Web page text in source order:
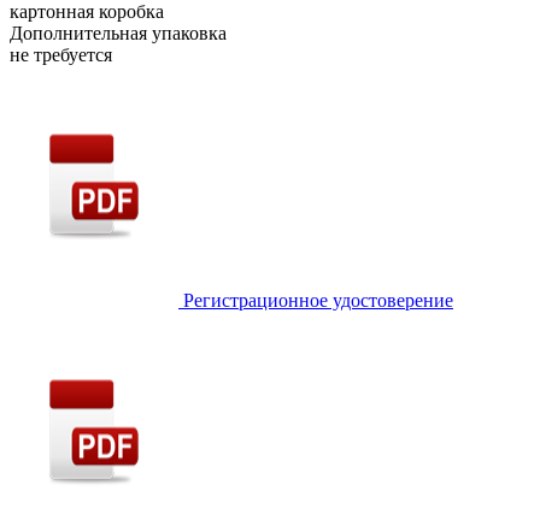
картонная коробка
Дополнительная упаковка
не требуется
Регистрационное удостоверение